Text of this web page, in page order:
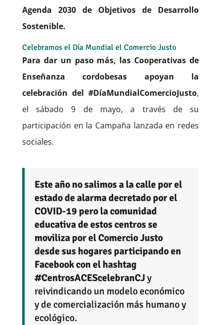
Agenda 2030 de Objetivos de Desarrollo
Sostenible.
Celebramos el Día Mundial el Comercio Justo
Para dar un paso más, las Cooperativas de
Enseñanza cordobesas apoyan la
celebración del #DíaMundialComercioJusto,
el sábado 9 de mayo, a través de su
participación en la Campaña lanzada en redes
sociales.
Este año no salimos a la calle por el
estado de alarma decretado por el
COVID-19 pero la comunidad
educativa de estos centros se
moviliza por el Comercio Justo
desde sus hogares participando en
Facebook con el hashtag
#CentrosACEScelebranCJ y
reivindicando un modelo económico
y de comercialización más humano y
ecológico.